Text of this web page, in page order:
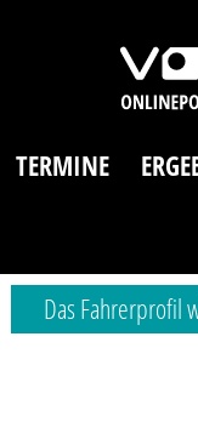
TERMINE
Das Fahrerprofil